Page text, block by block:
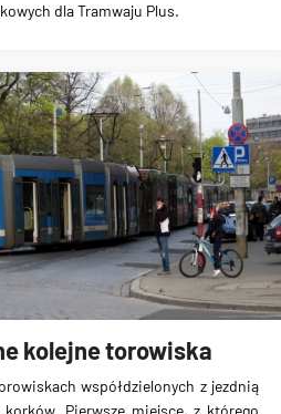
dla Tramwaju Plus.
kolejne torowiska
współdzielonych z jezdnią